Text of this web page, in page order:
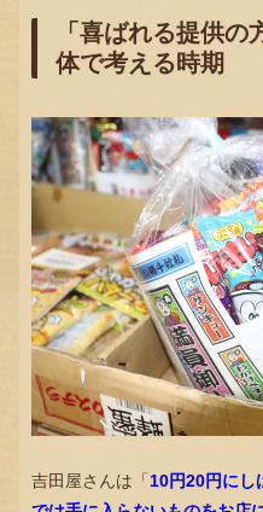
「喜ばれる提供
体で考える時期
吉田屋さんは「 10円20円にし